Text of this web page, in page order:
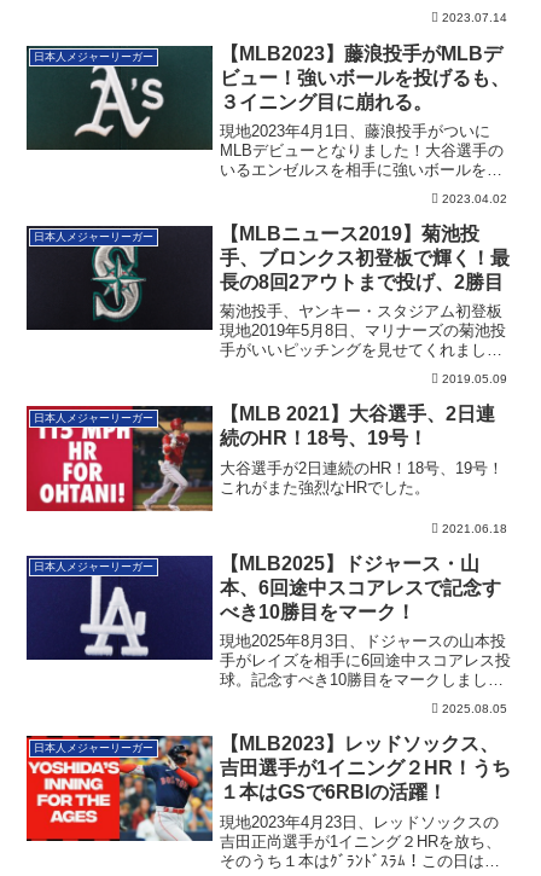
2023.07.14
日本人メジャーリーガー
【MLB2023】藤浪投手がMLBデ
ビュー！強いボールを投げるも、
３イニング目に崩れる。
現地2023年4月1日、藤浪投手がついに
MLBデビューとなりました！大谷選手の
いるエンゼルスを相手に強いボールを投
げるも、３イニング目に崩れました。そ
2023.04.02
日本人メジャーリーガー
【MLBニュース2019】菊池投
手、ブロンクス初登板で輝く！最
長の8回2アウトまで投げ、2勝目
菊池投手、ヤンキー・スタジアム初登板
現地2019年5月8日、マリナーズの菊池投
手がいいピッチングを見せてくれまし
2019.05.09
日本人メジャーリーガー
【MLB 2021】大谷選手、2日連
続のHR！18号、19号！
大谷選手が2日連続のHR！18号、19号！
これがまた強烈なHRでした。
2021.06.18
日本人メジャーリーガー
【MLB2025】ドジャース・山
本、6回途中スコアレスで記念す
べき10勝目をマーク！
現地2025年8月3日、ドジャースの山本投
手がレイズを相手に6回途中スコアレス投
球。記念すべき10勝目をマークしまし
2025.08.05
日本人メジャーリーガー
【MLB2023】レッドソックス、
吉田選手が1イニング２HR！うち
１本はGSで6RBIの活躍！
現地2023年4月23日、レッドソックスの
吉田正尚選手が1イニング２HRを放ち、
そのうち１本はｸﾞﾗﾝﾄﾞｽﾗﾑ！この日は